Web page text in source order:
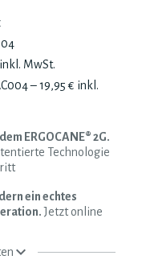
MwSt.
– 19,95 € inkl.
ERGOCANE® 2G.
Technologie
ein echtes
Jetzt online